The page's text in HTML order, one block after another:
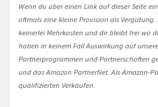
Wenn du über einen Link auf dieser Seite
oftmals eine kleine Provision als
keinerlei Mehrkosten und dir bleibt frei wo
haben in keinem Fall Auswirkung auf
Partnerprogrammen und Partnerschaften
und das Amazon PartnerNet. Als Amazon-
qualifizierten Verkäufen.